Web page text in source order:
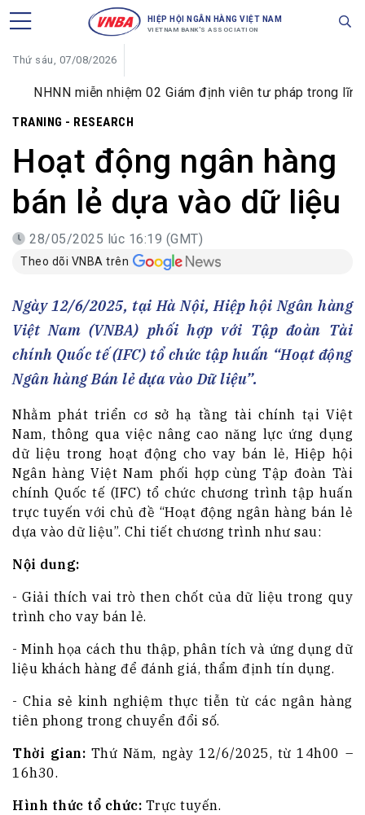
HIỆP HỘI NGÂN HÀNG VIỆT NAM
VIETNAM BANK'S ASSOCIATION
Thứ sáu, 07/08/2026
NHNN miễn nhiệm 02 Giám định viên tư pháp trong lĩnh
TRANING - RESEARCH
Hoạt động ngân hàng
bán lẻ dựa vào dữ liệu
28/05/2025 lúc 16:19 (GMT)
Theo dõi VNBA trên
Ngày 12/6/2025, tại Hà Nội, Hiệp hội Ngân hàng
Việt Nam (VNBA) phối hợp với Tập đoàn Tài
chính Quốc tế (IFC) tổ chức tập huấn “Hoạt động
Ngân hàng Bán lẻ dựa vào Dữ liệu”.
Nhằm phát triển cơ sở hạ tầng tài chính tại Việt
Nam, thông qua việc nâng cao năng lực ứng dụng
dữ liệu trong hoạt động cho vay bán lẻ, Hiệp hội
Ngân hàng Việt Nam phối hợp cùng Tập đoàn Tài
chính Quốc tế (IFC) tổ chức chương trình tập huấn
trực tuyến với chủ đề “Hoạt động ngân hàng bán lẻ
dựa vào dữ liệu”. Chi tiết chương trình như sau:
Nội dung:
- Giải thích vai trò then chốt của dữ liệu trong quy
trình cho vay bán lẻ.
- Minh họa cách thu thập, phân tích và ứng dụng dữ
liệu khách hàng để đánh giá, thẩm định tín dụng.
- Chia sẻ kinh nghiệm thực tiễn từ các ngân hàng
tiên phong trong chuyển đổi số.
Thời gian: Thứ Năm, ngày 12/6/2025, từ 14h00 –
16h30.
Hình thức tổ chức: Trực tuyến.